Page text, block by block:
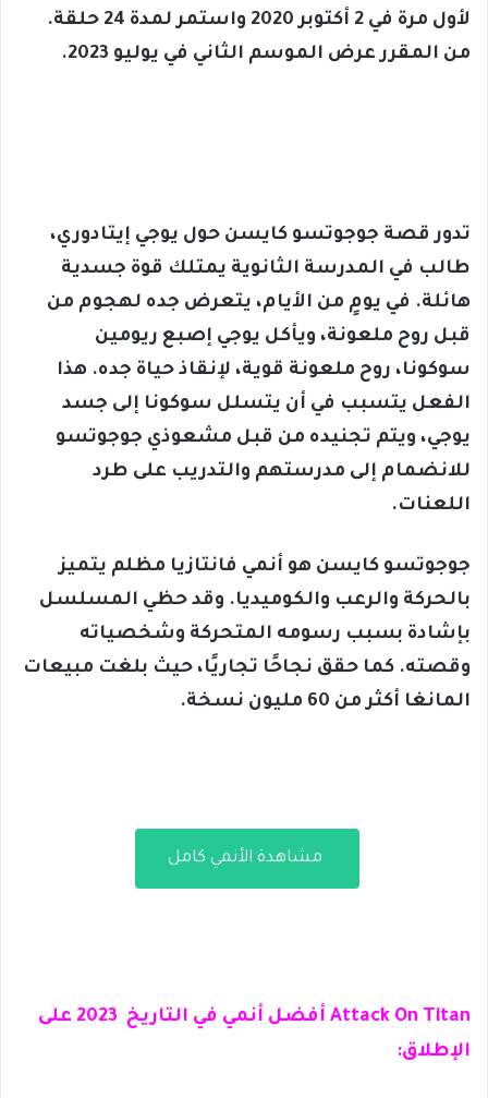
لأول مرة في 2 أكتوبر 2020 واستمر لمدة 24 حلقة.
من المقرر عرض الموسم الثاني في يوليو 2023.
تدور قصة جوجوتسو كايسن حول يوجي إيتادوري،
طالب في المدرسة الثانوية يمتلك قوة جسدية
هائلة. في يومٍ من الأيام، يتعرض جده لهجوم من
قبل روح ملعونة، ويأكل يوجي إصبع ريومين
سوكونا، روح ملعونة قوية، لإنقاذ حياة جده. هذا
الفعل يتسبب في أن يتسلل سوكونا إلى جسد
يوجي، ويتم تجنيده من قبل مشعوذي جوجوتسو
للانضمام إلى مدرستهم والتدريب على طرد
اللعنات.
جوجوتسو كايسن هو أنمي فانتازيا مظلم يتميز
بالحركة والرعب والكوميديا. وقد حظي المسلسل
بإشادة بسبب رسومه المتحركة وشخصياته
وقصته. كما حقق نجاحًا تجاريًا، حيث بلغت مبيعات
المانغا أكثر من 60 مليون نسخة.
مشاهدة الأنمي كامل
Attack On Titan أفضل أنمي في التاريخ 2023 على
الإطلاق: